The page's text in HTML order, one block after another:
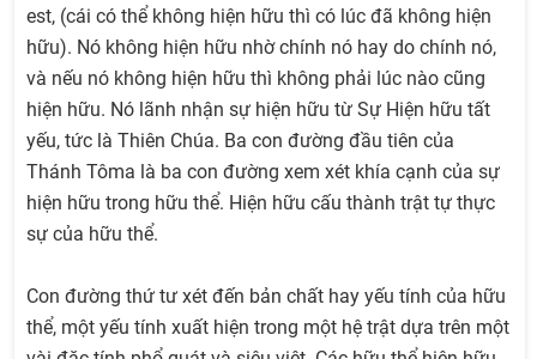
est, (cái có thể không hiện hữu thì có lúc đã không hiện
hữu). Nó không hiện hữu nhờ chính nó hay do chính nó,
và nếu nó không hiện hữu thì không phải lúc nào cũng
hiện hữu. Nó lãnh nhận sự hiện hữu từ Sự Hiện hữu tất
yếu, tức là Thiên Chúa. Ba con đường đầu tiên của
Thánh Tôma là ba con đường xem xét khía cạnh của sự
hiện hữu trong hữu thể. Hiện hữu cấu thành trật tự thực
sự của hữu thể.
Con đường thứ tư xét đến bản chất hay yếu tính của hữu
thể, một yếu tính xuất hiện trong một hệ trật dựa trên một